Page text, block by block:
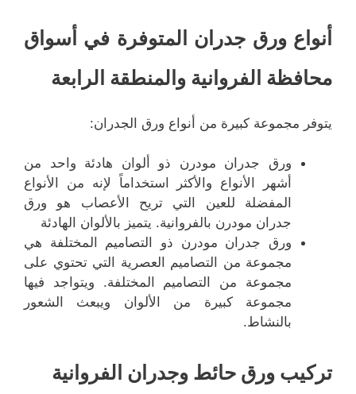
أنواع ورق جدران المتوفرة في أسواق
محافظة الفروانية والمنطقة الرابعة
يتوفر مجموعة كبيرة من أنواع ورق الجدران:
ورق جدران مودرن ذو ألوان هادئة واحد من
أشهر الأنواع والأكثر استخداماً لإنه من الأنواع
المفضلة للعين التي تريح الأعصاب هو ورق
جدران مودرن بالفروانية. يتميز بالألوان الهادئة
ورق جدران مودرن ذو التصاميم المختلفة هي
مجموعة من التصاميم العصرية التي تحتوي على
مجموعة من التصاميم المختلفة. ويتواجد فيها
مجموعة كبيرة من الألوان ويبعث الشعور
بالنشاط.
تركيب ورق حائط وجدران الفروانية